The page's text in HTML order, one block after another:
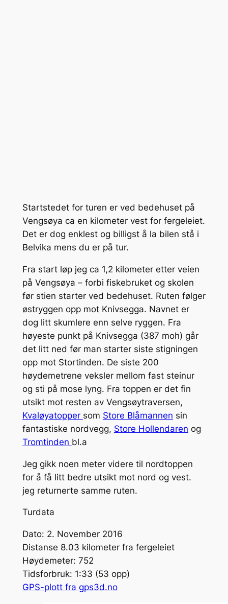
Startstedet for turen er ved bedehuset på
Vengsøya ca en kilometer vest for fergeleiet.
Det er dog enklest og billigst å la bilen stå i
Belvika mens du er på tur.
Fra start løp jeg ca 1,2 kilometer etter veien
på Vengsøya – forbi fiskebruket og skolen
før stien starter ved bedehuset. Ruten følger
østryggen opp mot Knivsegga. Navnet er
dog litt skumlere enn selve ryggen. Fra
høyeste punkt på Knivsegga (387 moh) går
det litt ned før man starter siste stigningen
opp mot Stortinden. De siste 200
høydemetrene veksler mellom fast steinur
og sti på mose lyng. Fra toppen er det fin
utsikt mot resten av Vengsøytraversen,
Kvaløyatopper som Store Blåmannen sin
fantastiske nordvegg, Store Hollendaren og
Tromtinden bl.a
Jeg gikk noen meter videre til nordtoppen
for å få litt bedre utsikt mot nord og vest.
jeg returnerte samme ruten.
Turdata
Dato: 2. November 2016
Distanse 8.03 kilometer fra fergeleiet
Høydemeter: 752
Tidsforbruk: 1:33 (53 opp)
GPS-plott fra gps3d.no